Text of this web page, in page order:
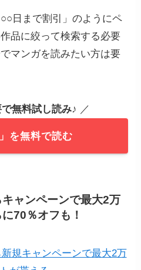
日まで割引」のようにペ
品に絞って検索する必要
マンガを読みたい方は要
無料試し読み♪ ／
を無料で読む
ャンペーンで最大2万
70％オフも！